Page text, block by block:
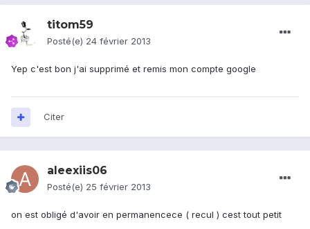
titom59
Posté(e) 24 février 2013
Yep c'est bon j'ai supprimé et remis mon compte google
Citer
aleexiis06
Posté(e) 25 février 2013
on est obligé d'avoir en permanencece ( recul ) cest tout petit